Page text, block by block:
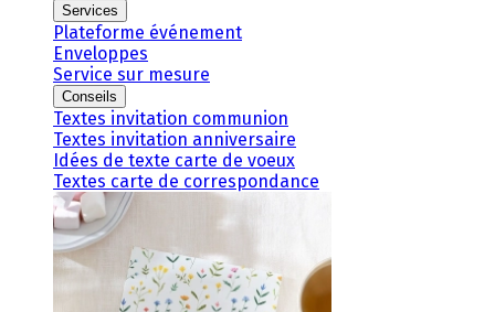
Services
Plateforme événement
Enveloppes
Service sur mesure
Conseils
Textes invitation communion
Textes invitation anniversaire
Idées de texte carte de voeux
Textes carte de correspondance